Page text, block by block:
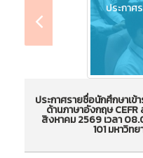
ประกาศ
ประกาศรายชื่อนักศึก
สร้างทักษะด้านภาษา
วันที่อบรม 8 - 9 สิง
ประกาศรายชื่อนักศึกษาเ
ด้านภาษาอังกฤษ
สิงหาคม 2569 เวลา
101 มหาวิท